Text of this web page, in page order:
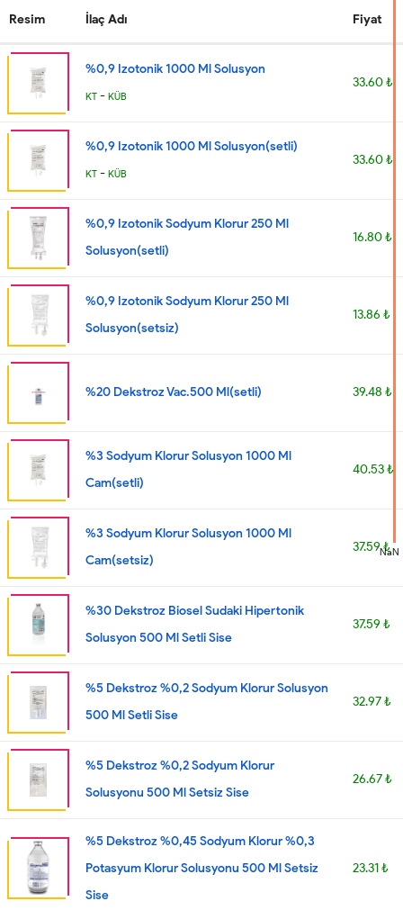
Resim İlaç Adı Fiyat
%0,9 Izotonik 1000 Ml Solusyon
KT - KÜB
33.60 ₺
%0,9 Izotonik 1000 Ml Solusyon(setli)
KT - KÜB
33.60 ₺
%0,9 Izotonik Sodyum Klorur 250 Ml
Solusyon(setli)
16.80 ₺
%0,9 Izotonik Sodyum Klorur 250 Ml
Solusyon(setsiz)
13.86 ₺
%20 Dekstroz Vac.500 Ml(setli) 39.48 ₺
%3 Sodyum Klorur Solusyon 1000 Ml
Cam(setli)
40.53 ₺
%3 Sodyum Klorur Solusyon 1000 Ml
Cam(setsiz)
37.59 ₺
%30 Dekstroz Biosel Sudaki Hipertonik
Solusyon 500 Ml Setli Sise
37.59 ₺
%5 Dekstroz %0,2 Sodyum Klorur Solusyon
500 Ml Setli Sise
32.97 ₺
%5 Dekstroz %0,2 Sodyum Klorur
Solusyonu 500 Ml Setsiz Sise
26.67 ₺
%5 Dekstroz %0,45 Sodyum Klorur %0,3
Potasyum Klorur Solusyonu 500 Ml Setsiz
Sise
23.31 ₺
NaN